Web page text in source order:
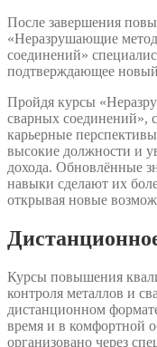
После завершения
«Неразрушающие
соединений»
подтверждающее
Пройдя курсы
сварных соединений»,
карьерные
высокие должности и
дохода. Обновлённые
навыки сделают их
открывая новые
Курсы повышения
контроля металлов и
дистанционном
время и в комфортной
организовано через